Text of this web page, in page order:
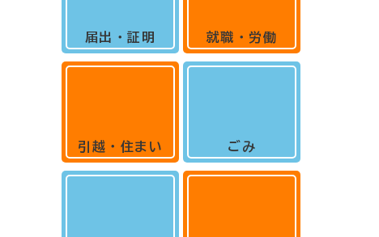
届出・証明
引越・住まい
就職・労働
ごみ